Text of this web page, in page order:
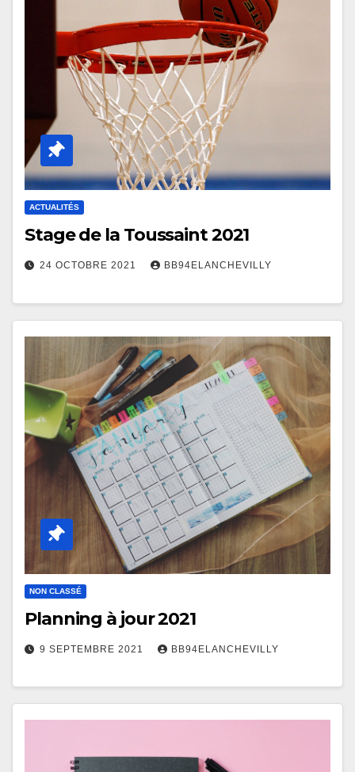
ACTUALITÉS
Stage de la Toussaint 2021
24 OCTOBRE 2021 BB94ELANCHEVILLY
NON CLASSÉ
Planning à jour 2021
9 SEPTEMBRE 2021 BB94ELANCHEVILLY